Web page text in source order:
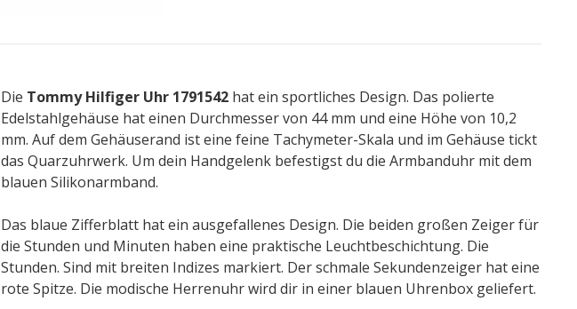
Die Tommy Hilfiger Uhr 1791542 hat ein sportliches Design. Das polierte
Edelstahlgehäuse hat einen Durchmesser von 44 mm und eine Höhe von 10,2
mm. Auf dem Gehäuserand ist eine feine Tachymeter-Skala und im Gehäuse tickt
das Quarzuhrwerk. Um dein Handgelenk befestigst du die Armbanduhr mit dem
blauen Silikonarmband.
Das blaue Zifferblatt hat ein ausgefallenes Design. Die beiden großen Zeiger für
die Stunden und Minuten haben eine praktische Leuchtbeschichtung. Die
Stunden. Sind mit breiten Indizes markiert. Der schmale Sekundenzeiger hat eine
rote Spitze. Die modische Herrenuhr wird dir in einer blauen Uhrenbox geliefert.